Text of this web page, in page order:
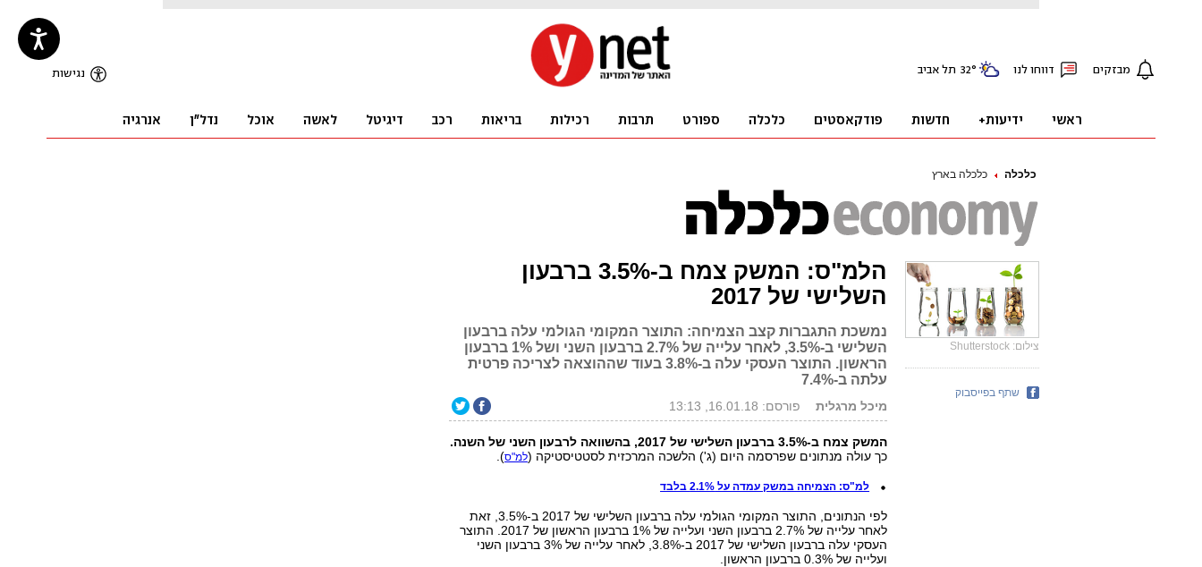
כלכלה כלכלה בארץ
הלמ"ס: המשק צמח ב-3.5% ברבעון
השלישי של 2017
נמשכת התגברות קצב הצמיחה: התוצר המקומי הגולמי עלה ברבעון
השלישי ב-3.5%, לאחר עלייה של 2.7% ברבעון השני ושל 1% ברבעון
הראשון. התוצר העסקי עלה ב-3.8% בעוד שההוצאה לצריכה פרטית
עלתה ב-7.4%
מיכל מרגלית פורסם: 16.01.18, 13:13
המשק צמח ב-3.5% ברבעון השלישי של 2017, בהשוואה לרבעון השני של השנה.
כך עולה מנתונים שפרסמה היום (ג') הלשכה המרכזית לסטטיסטיקה (למ"ס).
למ"ס: הצמיחה במשק עמדה על 2.1% בלבד
לפי הנתונים, התוצר המקומי הגולמי עלה ברבעון השלישי של 2017 ב-3.5%, זאת
לאחר עלייה של 2.7% ברבעון השני ועלייה של 1% ברבעון הראשון של 2017. התוצר
העסקי עלה ברבעון השלישי של 2017 ב-3.8%, לאחר עלייה של 3% ברבעון השני
ועלייה של 0.3% ברבעון הראשון.
צילום: Shutterstock
שתף בפייסבוק